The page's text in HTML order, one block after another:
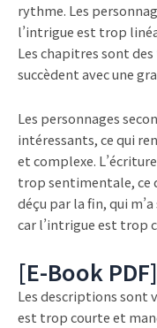
rythme. Les
l’intrigue est trop
Les chapitres sont
succèdent avec une
Les personnages
intéressants, ce qui
et complexe.
trop sentimentale, ce
déçu par la fin, qui
car l’intrigue est trop
[E-Book
Les descriptions sont
est trop courte et